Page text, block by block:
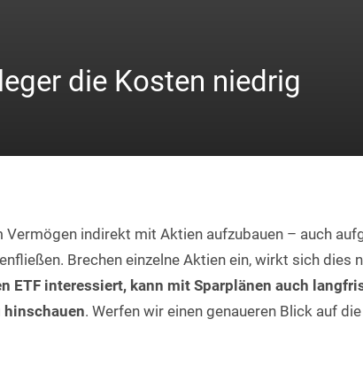
die Kosten niedrig
Vermögen indirekt mit Aktien aufzubauen – auch
Brechen einzelne Aktien ein, wirkt sich dies
ETF interessiert, kann mit Sparplänen auch
hinschauen. Werfen wir einen genaueren Blick auf